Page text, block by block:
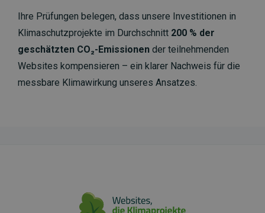
Ihre Prüfungen belegen, dass unsere Investitionen in
Klimaschutzprojekte im Durchschnitt 200 % der
geschätzten CO₂-Emissionen der teilnehmenden
Websites kompensieren – ein klarer Nachweis für die
messbare Klimawirkung unseres Ansatzes.